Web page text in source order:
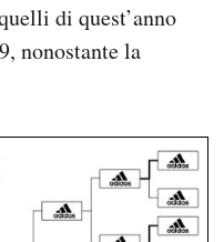
di quest’anno
nonostante la